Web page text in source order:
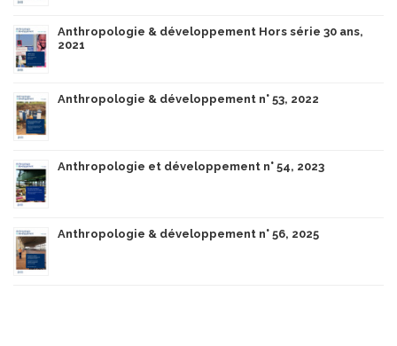
Anthropologie & développement Hors série 30 ans,
2021
Anthropologie & développement n° 53, 2022
Anthropologie et développement n° 54, 2023
Anthropologie & développement n° 56, 2025